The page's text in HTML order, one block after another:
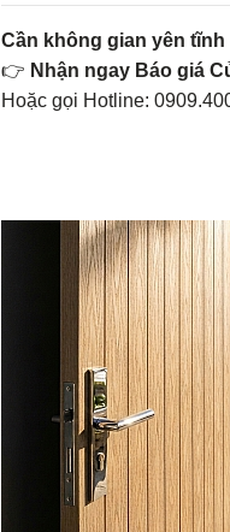
Cần không gian yên
👉 Nhận ngay Báo giá
Hoặc gọi Hotline: